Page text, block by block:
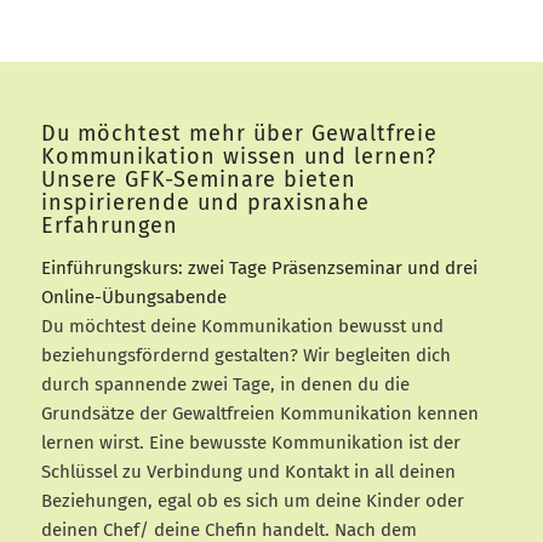
Du möchtest mehr über Gewaltfreie
Kommunikation wissen und lernen?
Unsere GFK-Seminare bieten
inspirierende und praxisnahe
Erfahrungen
Einführungskurs: zwei Tage Präsenzseminar und drei
Online-Übungsabende
Du möchtest deine Kommunikation bewusst und
beziehungsfördernd gestalten? Wir begleiten dich
durch spannende zwei Tage, in denen du die
Grundsätze der Gewaltfreien Kommunikation kennen
lernen wirst. Eine bewusste Kommunikation ist der
Schlüssel zu Verbindung und Kontakt in all deinen
Beziehungen, egal ob es sich um deine Kinder oder
deinen Chef/ deine Chefin handelt. Nach dem